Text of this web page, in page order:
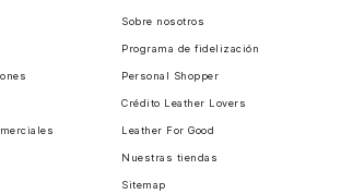
Sobre nosotros
Programa de fidelización
Personal Shopper
Crédito Leather Lovers
Leather For Good
Nuestras tiendas
Sitemap